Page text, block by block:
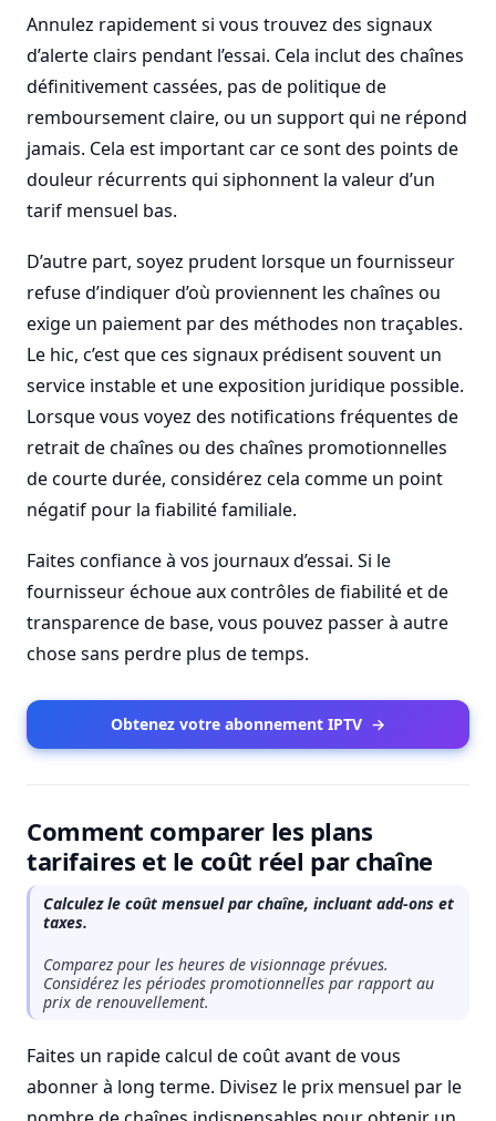
Annulez rapidement si vous trouvez des signaux
d’alerte clairs pendant l’essai. Cela inclut des chaînes
définitivement cassées, pas de politique de
remboursement claire, ou un support qui ne répond
jamais. Cela est important car ce sont des points de
douleur récurrents qui siphonnent la valeur d’un
tarif mensuel bas.
D’autre part, soyez prudent lorsque un fournisseur
refuse d’indiquer d’où proviennent les chaînes ou
exige un paiement par des méthodes non traçables.
Le hic, c’est que ces signaux prédisent souvent un
service instable et une exposition juridique possible.
Lorsque vous voyez des notifications fréquentes de
retrait de chaînes ou des chaînes promotionnelles
de courte durée, considérez cela comme un point
négatif pour la fiabilité familiale.
Faites confiance à vos journaux d’essai. Si le
fournisseur échoue aux contrôles de fiabilité et de
transparence de base, vous pouvez passer à autre
chose sans perdre plus de temps.
Obtenez votre abonnement IPTV →
Comment comparer les plans
tarifaires et le coût réel par chaîne
Calculez le coût mensuel par chaîne, incluant add-ons et
taxes.
Comparez pour les heures de visionnage prévues.
Considérez les périodes promotionnelles par rapport au
prix de renouvellement.
Faites un rapide calcul de coût avant de vous
abonner à long terme. Divisez le prix mensuel par le